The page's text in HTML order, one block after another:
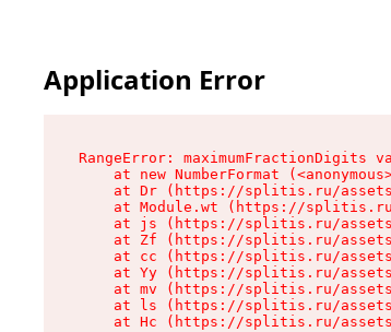
Application Error
RangeError:
at new NumberFormat
at Dr (https://splitis.ru/
at Module.wt (https://
at js (https://splitis.ru/
at Zf (https://splitis.ru/
at cc (https://splitis.ru/
at Yy (https://splitis.ru/
at mv (https://splitis.ru/
at ls (https://splitis.ru/
at Hc (https://splitis.ru/